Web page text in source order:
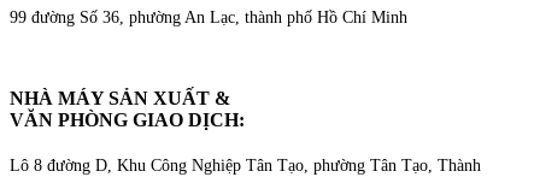
99 đường Số 36, phường An Lạc, thành phố Hồ Chí Minh
NHÀ MÁY SẢN XUẤT &
VĂN PHÒNG GIAO DỊCH:
Lô 8 đường D, Khu Công Nghiệp Tân Tạo, phường Tân Tạo, Thành